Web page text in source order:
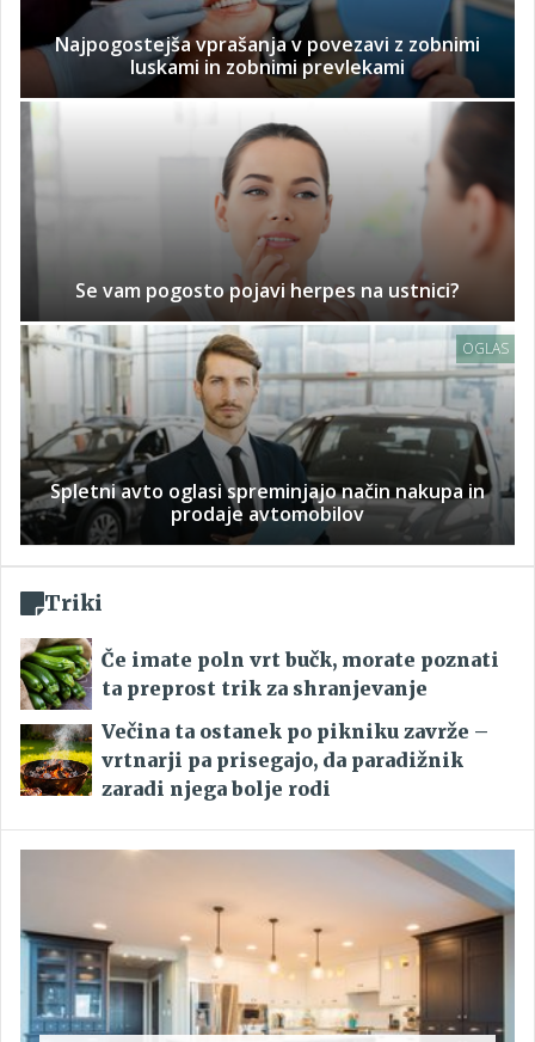
Najpogostejša vprašanja v povezavi z zobnimi
luskami in zobnimi prevlekami
Se vam pogosto pojavi herpes na ustnici?
OGLAS
Spletni avto oglasi spreminjajo način nakupa in
prodaje avtomobilov
Triki
Če imate poln vrt bučk, morate poznati
ta preprost trik za shranjevanje
Večina ta ostanek po pikniku zavrže –
vrtnarji pa prisegajo, da paradižnik
zaradi njega bolje rodi